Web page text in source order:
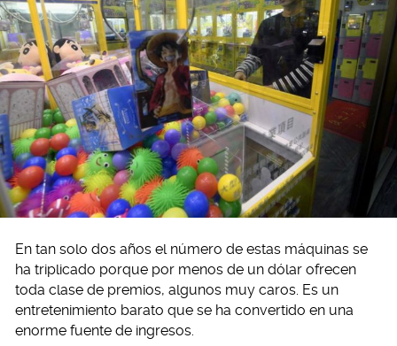
En tan solo dos años el número de estas máquinas se
ha triplicado porque por menos de un dólar ofrecen
toda clase de premios, algunos muy caros. Es un
entretenimiento barato que se ha convertido en una
enorme fuente de ingresos.